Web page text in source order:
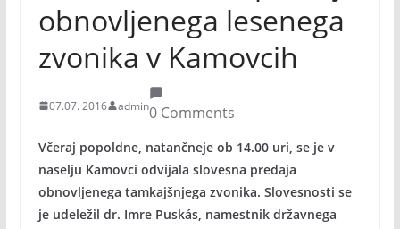
obnovljenega lesenega
zvonika v Kamovcih
07.07. 2016 admin0 Comments
Včeraj popoldne, natančneje ob 14.00 uri, se je v
naselju Kamovci odvijala slovesna predaja
obnovljenega tamkajšnjega zvonika. Slovesnosti se
je udeležil dr. Imre Puskás, namestnik državnega